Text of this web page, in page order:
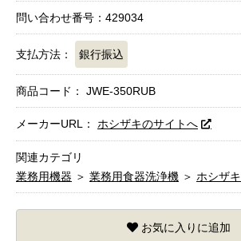
問い合わせ番号：429034
支払方法： 銀行振込
商品コード： JWE-350RUB
メーカーURL： ホシザキのサイトへ
関連カテゴリ
業務用機器 ＞ 業務用食器洗浄機 ＞ ホシザキ
お気に入りに追加